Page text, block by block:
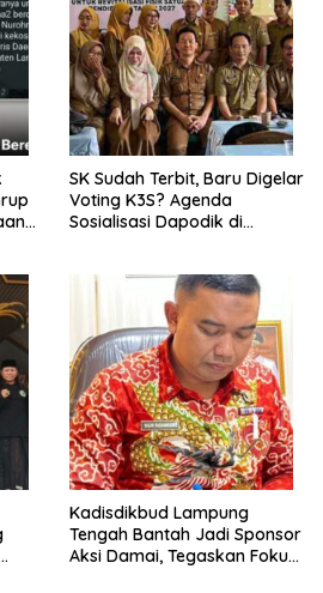
SK Sudah Terbit, Baru Digelar
Voting K3S? Agenda
Sosialisasi Dapodik di
Kadisdikbud Lampung
Tengah Bantah Jadi Sponsor
Aksi Damai, Tegaskan Fokus